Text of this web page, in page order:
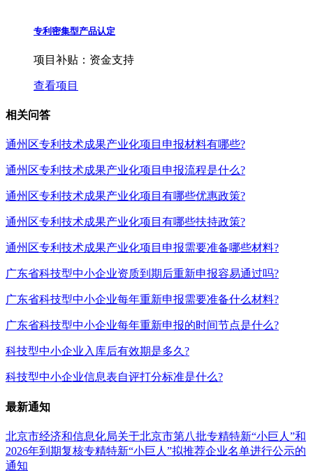
专利密集型产品认定
项目补贴： 资金支持
查看项目
相关问答
通州区专利技术成果产业化项目申报材料有哪些?
通州区专利技术成果产业化项目申报流程是什么?
通州区专利技术成果产业化项目有哪些优惠政策?
通州区专利技术成果产业化项目有哪些扶持政策?
通州区专利技术成果产业化项目申报需要准备哪些材料?
广东省科技型中小企业资质到期后重新申报容易通过吗?
广东省科技型中小企业每年重新申报需要准备什么材料?
广东省科技型中小企业每年重新申报的时间节点是什么?
科技型中小企业入库后有效期是多久?
科技型中小企业信息表自评打分标准是什么?
最新通知
北京市经济和信息化局关于北京市第八批专精特新“小巨人”和
2026年到期复核专精特新“小巨人”拟推荐企业名单进行公示的
通知